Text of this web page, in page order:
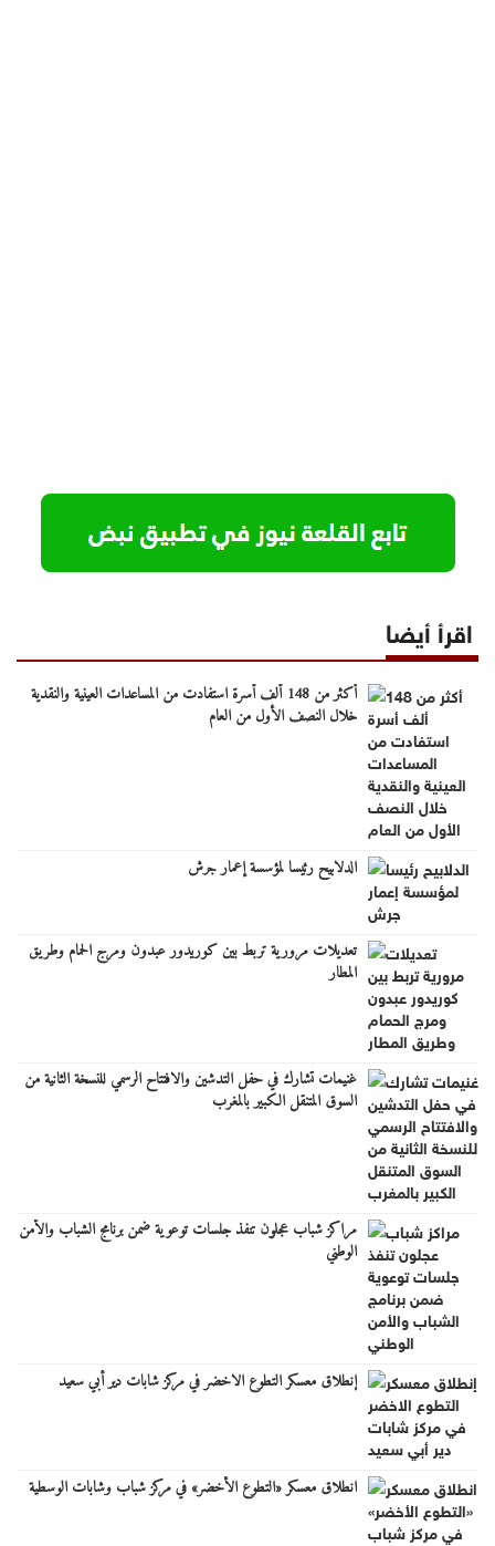
اقرأ أيضا
أكثر من 148 ألف أسرة استفادت من المساعدات العينية والنقدية
خلال النصف الأول من العام
الدلابيح رئيسا لمؤسسة إعمار جرش
تعديلات مرورية تربط بين كوريدور عبدون ومرج الحمام وطريق
المطار
غنيمات تشارك في حفل التدشين والافتتاح الرسمي للنسخة الثانية من
السوق المتنقل الكبير بالمغرب
مراكز شباب عجلون تنفذ جلسات توعوية ضمن برنامج الشباب والأمن
الوطني
إنطلاق معسكر التطوع الاخضر في مركز شابات دير أبي سعيد
انطلاق معسكر «التطوع الأخضر» في مركز شباب وشابات الوسطية